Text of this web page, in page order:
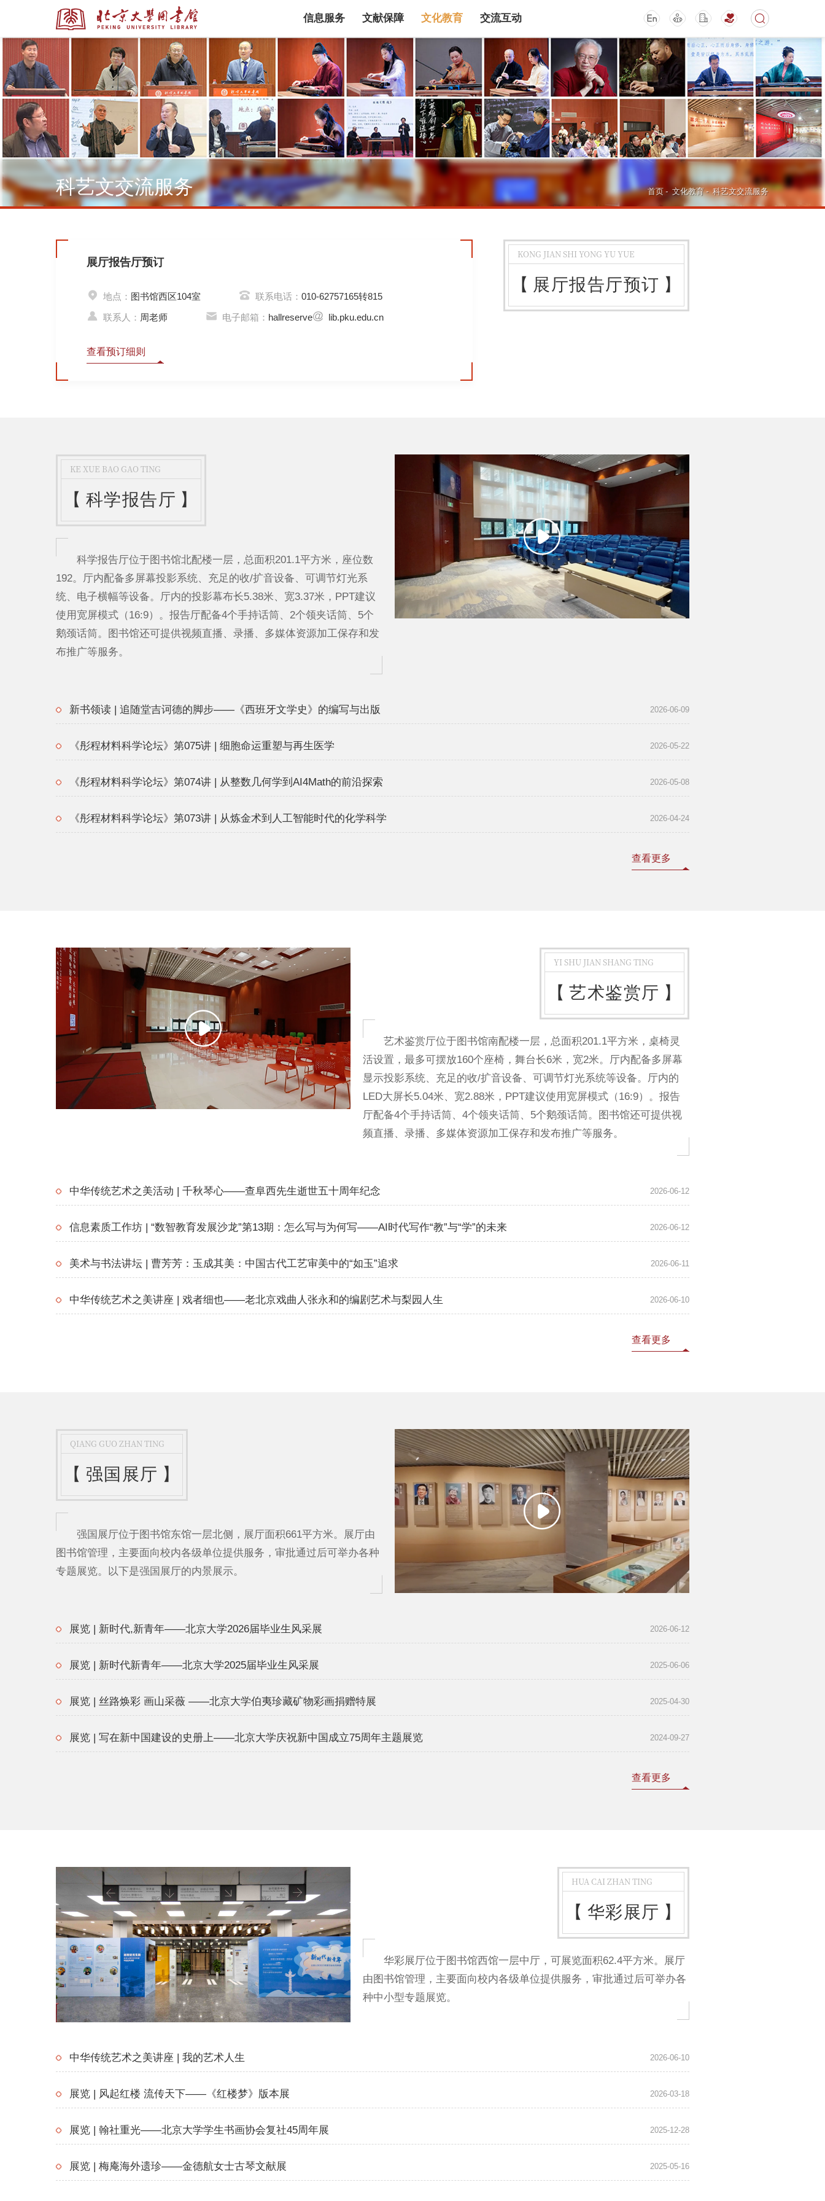
全部资源
全部资源 馆藏目录 论文、书、报告 数据库 电子图书和电子期刊
多媒体资源 机构知识库 馆际互借
信息服务 文献保障 文化教育 交流互动
首页 - 文化教育 - 科艺文交流服务
科艺文交流服务
KONG JIAN SHI YONG YU YUE
【 展厅报告厅预订 】
展厅报告厅预订
地点： 图书馆西区104室 联系电话： 010-62757165转815
联系人： 周老师 电子邮箱： hallreserve lib.pku.edu.cn
查看预订细则
KE XUE BAO GAO TING
【 科学报告厅 】
科学报告厅位于图书馆北配楼一层，总面积201.1平方米，座位数
192。厅内配备多屏幕投影系统、充足的收/扩音设备、可调节灯光系
统、电子横幅等设备。厅内的投影幕布长5.38米、宽3.37米，PPT建议
使用宽屏模式（16:9）。报告厅配备4个手持话筒、2个领夹话筒、5个
鹅颈话筒。图书馆还可提供视频直播、录播、多媒体资源加工保存和发
布推广等服务。
2026-06-09
新书领读 | 追随堂吉诃德的脚步——《西班牙文学史》的编写与出版
2026-05-22
《彤程材料科学论坛》第075讲 | 细胞命运重塑与再生医学
2026-05-08
《彤程材料科学论坛》第074讲 | 从整数几何学到AI4Math的前沿探索
2026-04-24
《彤程材料科学论坛》第073讲 | 从炼金术到人工智能时代的化学科学
查看更多
YI SHU JIAN SHANG TING
【 艺术鉴赏厅 】
艺术鉴赏厅位于图书馆南配楼一层，总面积201.1平方米，桌椅灵
活设置，最多可摆放160个座椅，舞台长6米，宽2米。厅内配备多屏幕
显示投影系统、充足的收/扩音设备、可调节灯光系统等设备。厅内的
LED大屏长5.04米、宽2.88米，PPT建议使用宽屏模式（16:9）。报告
厅配备4个手持话筒、4个领夹话筒、5个鹅颈话筒。图书馆还可提供视
频直播、录播、多媒体资源加工保存和发布推广等服务。
2026-06-12
中华传统艺术之美活动 | 千秋琴心——查阜西先生逝世五十周年纪念
2026-06-12
信息素质工作坊 | “数智教育发展沙龙”第13期：怎么写与为何写——AI时代写作“教”与“学”的未来
2026-06-11
美术与书法讲坛 | 曹芳芳：玉成其美：中国古代工艺审美中的“如玉”追求
2026-06-10
中华传统艺术之美讲座 | 戏者细也——老北京戏曲人张永和的编剧艺术与梨园人生
查看更多
QIANG GUO ZHAN TING
【 强国展厅 】
强国展厅位于图书馆东馆一层北侧，展厅面积661平方米。展厅由
图书馆管理，主要面向校内各级单位提供服务，审批通过后可举办各种
专题展览。以下是强国展厅的内景展示。
2026-06-12
展览 | 新时代,新青年——北京大学2026届毕业生风采展
2025-06-06
展览 | 新时代新青年——北京大学2025届毕业生风采展
2025-04-30
展览 | 丝路焕彩 画山采薇 ——北京大学伯夷珍藏矿物彩画捐赠特展
2024-09-27
展览 | 写在新中国建设的史册上——北京大学庆祝新中国成立75周年主题展览
查看更多
HUA CAI ZHAN TING
【 华彩展厅 】
华彩展厅位于图书馆西馆一层中厅，可展览面积62.4平方米。展厅
由图书馆管理，主要面向校内各级单位提供服务，审批通过后可举办各
种中小型专题展览。
2026-06-10
中华传统艺术之美讲座 | 我的艺术人生
2026-03-18
展览 | 风起红楼 流传天下——《红楼梦》版本展
2025-12-28
展览 | 翰社重光——北京大学学生书画协会复社45周年展
2025-05-16
展览 | 梅庵海外遗珍——金德航女士古琴文献展